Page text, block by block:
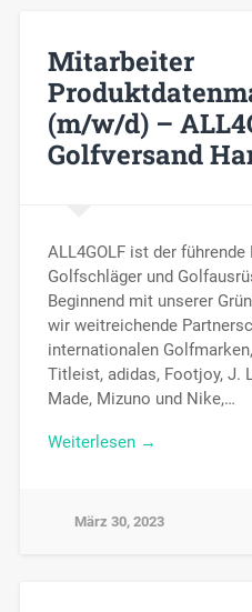
Mitarbeiter
(m/w/d) –
Golfversand
ALL4GOLF ist der
Golfschläger und
Beginnend mit unserer
wir weitreichende
internationalen
Titleist, adidas, Footjoy, J.
Made, Mizuno und Nike,…
Weiterlesen →
März 30, 2023